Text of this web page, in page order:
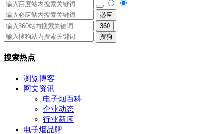
必应
360
搜狗
搜索热点
浏览博客
网文资讯
电子烟百科
企业动态
行业新闻
电子烟品牌